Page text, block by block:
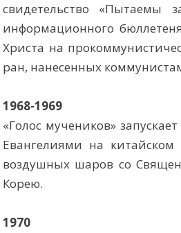
свидетельство «Пытаемы
информационного
Христа на
ран, нанесенных
1968-1969
«Голос мучеников»
Евангелиями на
воздушных шаров со
Корею.
1970